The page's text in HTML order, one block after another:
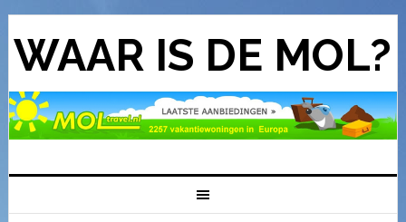
WAAR IS DE MOL?